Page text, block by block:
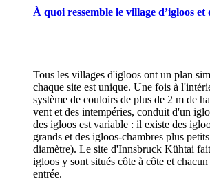
À quoi ressemble le village d’igloos
Tous les villages d'igloos ont un plan
chaque site est unique. Une fois à
système de couloirs de plus de 2 m de
vent et des intempéries, conduit d'un
des igloos est variable : il existe des
grands et des igloos-chambres plus
diamètre). Le site d'Innsbruck Kühtai
igloos y sont situés côte à côte et
entrée.